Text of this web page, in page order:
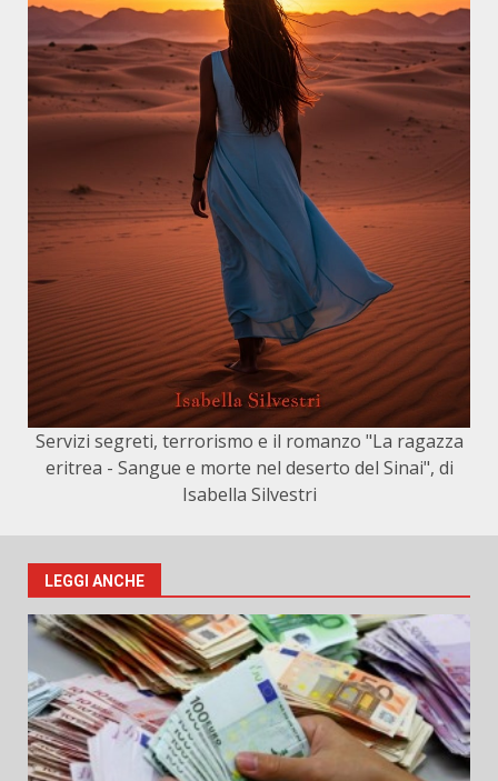
Servizi segreti, terrorismo e il romanzo "La ragazza
eritrea - Sangue e morte nel deserto del Sinai", di
Isabella Silvestri
LEGGI ANCHE